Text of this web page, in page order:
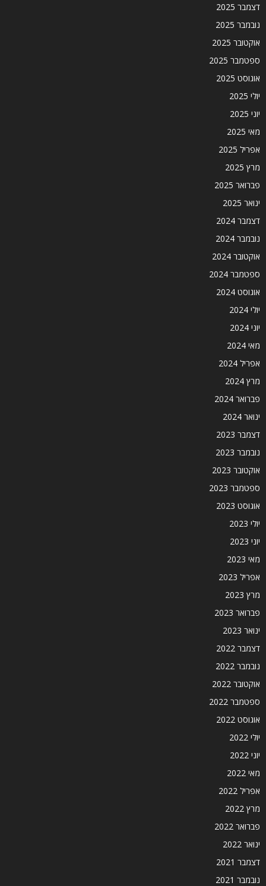
דצמבר 2025
נובמבר 2025
אוקטובר 2025
ספטמבר 2025
אוגוסט 2025
יולי 2025
יוני 2025
מאי 2025
אפריל 2025
מרץ 2025
פברואר 2025
ינואר 2025
דצמבר 2024
נובמבר 2024
אוקטובר 2024
ספטמבר 2024
אוגוסט 2024
יולי 2024
יוני 2024
מאי 2024
אפריל 2024
מרץ 2024
פברואר 2024
ינואר 2024
דצמבר 2023
נובמבר 2023
אוקטובר 2023
ספטמבר 2023
אוגוסט 2023
יולי 2023
יוני 2023
מאי 2023
אפריל 2023
מרץ 2023
פברואר 2023
ינואר 2023
דצמבר 2022
נובמבר 2022
אוקטובר 2022
ספטמבר 2022
אוגוסט 2022
יולי 2022
יוני 2022
מאי 2022
אפריל 2022
מרץ 2022
פברואר 2022
ינואר 2022
דצמבר 2021
נובמבר 2021